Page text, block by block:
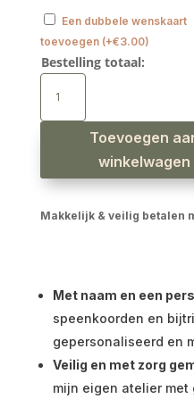
Een dubbele wenskaart
toevoegen (+€3.00)
Bestelling totaal:
Speenkoord
naam
daisy
Toevoegen
winkelwagen
Makkelijk & veilig betalen
Met naam en een
speenkoorden en
gepersonaliseerd en
Veilig en met zorg
mijn eigen atelier